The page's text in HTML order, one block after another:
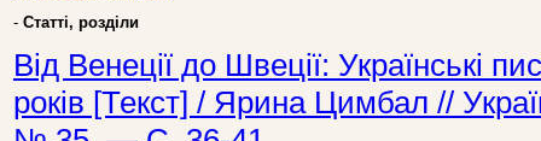
- Статті, розділи
Від Венеції до Швеції: Українські
років [Текст] / Ярина Цимбал //